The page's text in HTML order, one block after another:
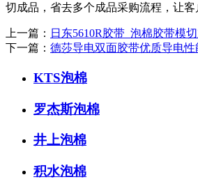
切成品，省去多个成品采购流程，让客
上一篇： 日东5610R胶带_泡棉胶带模
下一篇： 德莎导电双面胶带优质导电
KTS泡棉
罗杰斯泡棉
井上泡棉
积水泡棉